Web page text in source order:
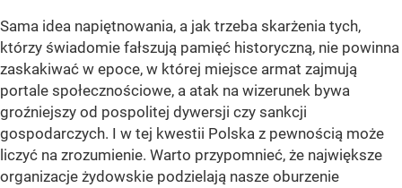
Sama idea napiętnowania, a jak trzeba skarżenia tych,
którzy świadomie fałszują pamięć historyczną, nie powinna
zaskakiwać w epoce, w której miejsce armat zajmują
portale społecznościowe, a atak na wizerunek bywa
groźniejszy od pospolitej dywersji czy sankcji
gospodarczych. I w tej kwestii Polska z pewnością może
liczyć na zrozumienie. Warto przypomnieć, że największe
organizacje żydowskie podzielają nasze oburzenie